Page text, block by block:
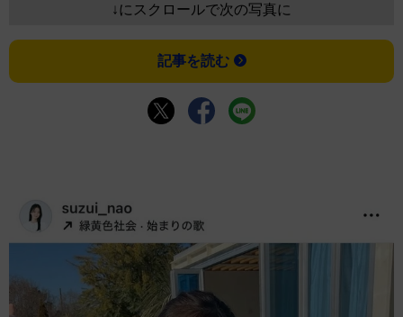
↓にスクロールで次の写真に
記事を読む